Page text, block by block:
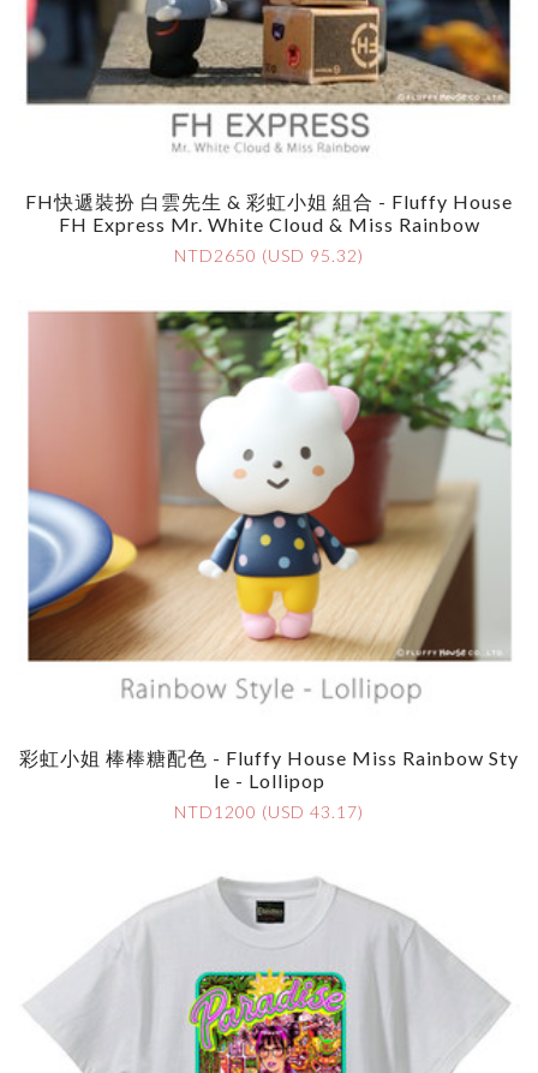
FH快遞裝扮 白雲先生 & 彩虹小姐 組合 - Fluffy House
FH Express Mr. White Cloud & Miss Rainbow
NTD2650 (USD 95.32)
彩虹小姐 棒棒糖配色 - Fluffy House Miss Rainbow Sty
Le - Lollipop
NTD1200 (USD 43.17)